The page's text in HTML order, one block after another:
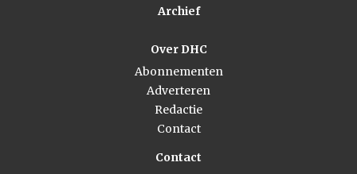
Archief
Over DHC
Abonnementen
Adverteren
Redactie
Contact
Contact